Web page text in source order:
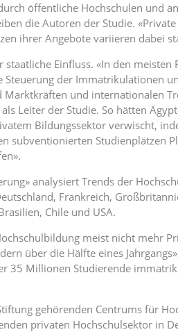
öffentliche Hochschulen und
die Autoren der Studie.
ihrer Angebote variieren dabei
Einfluss. «In den meisten
Steuerung der Immatrikulationen
und internationalen
Leiter der Studie. So hätten
Bildungssektor verwischt,
subventionierten Studienplätzen
analysiert Trends der
Frankreich,
Chile und USA.
meist nicht mehr
über die Hälfte eines
35 Millionen Studierende
gehörenden Centrums für
privaten Hochschulsektor in